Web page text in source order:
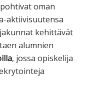
oman
aktiivisuutensa
kehittävät
alumnien
, jossa opiskelija